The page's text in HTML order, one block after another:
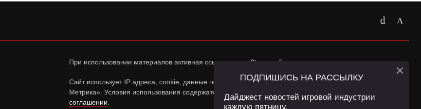
При использовании материалов активная ссылка наapp2top.ruобязательна.
Сайт использует IP адреса, cookie, данные геолокации Пользователей сайта и сервис «Яндекс
Метрика». Условия использования содержатся в
Политике конфиденциальностии
соглашении
ПОДПИШИСЬ НА РАССЫЛКУ
Дайджест новостей игровой индустрии
каждую пятницу.
×